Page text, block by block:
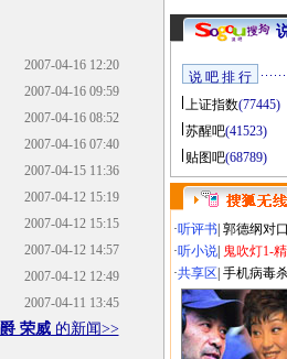
2007-04-16 12:20
2007-04-16 09:59
2007-04-16 08:52
2007-04-16 07:40
2007-04-15 11:36
2007-04-12 15:19
2007-04-12 15:15
2007-04-12 14:57
2007-04-12 12:49
2007-04-11 13:45
荣威的新闻>>
说 吧 排 行
上证指数(77445)
苏醒吧(41523)
贴图吧(68789)
·听评书 郭德纲对
·听小说 鬼吹灯1-
·共享区 手机病毒